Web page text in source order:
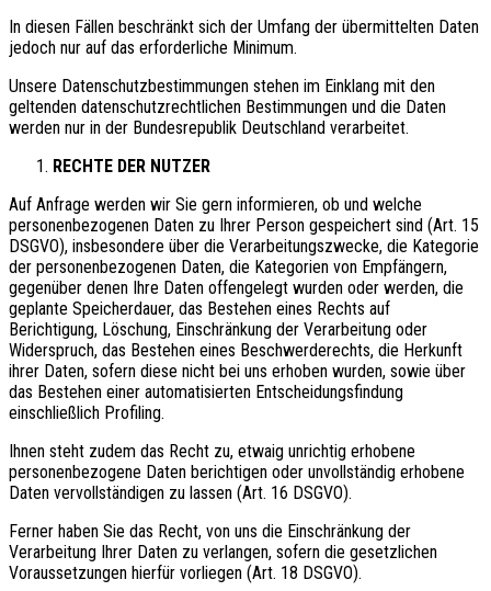
In diesen Fällen beschränkt sich der Umfang der übermittelten Daten
jedoch nur auf das erforderliche Minimum.
Unsere Datenschutzbestimmungen stehen im Einklang mit den
geltenden datenschutzrechtlichen Bestimmungen und die Daten
werden nur in der Bundesrepublik Deutschland verarbeitet.
RECHTE DER NUTZER
Auf Anfrage werden wir Sie gern informieren, ob und welche
personenbezogenen Daten zu Ihrer Person gespeichert sind (Art. 15
DSGVO), insbesondere über die Verarbeitungszwecke, die Kategorie
der personenbezogenen Daten, die Kategorien von Empfängern,
gegenüber denen Ihre Daten offengelegt wurden oder werden, die
geplante Speicherdauer, das Bestehen eines Rechts auf
Berichtigung, Löschung, Einschränkung der Verarbeitung oder
Widerspruch, das Bestehen eines Beschwerderechts, die Herkunft
ihrer Daten, sofern diese nicht bei uns erhoben wurden, sowie über
das Bestehen einer automatisierten Entscheidungsfindung
einschließlich Profiling.
Ihnen steht zudem das Recht zu, etwaig unrichtig erhobene
personenbezogene Daten berichtigen oder unvollständig erhobene
Daten vervollständigen zu lassen (Art. 16 DSGVO).
Ferner haben Sie das Recht, von uns die Einschränkung der
Verarbeitung Ihrer Daten zu verlangen, sofern die gesetzlichen
Voraussetzungen hierfür vorliegen (Art. 18 DSGVO).